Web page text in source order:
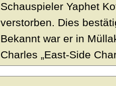
Schauspieler Yaphet
verstorben. Dies
Bekannt war er in
Charles „East-Side